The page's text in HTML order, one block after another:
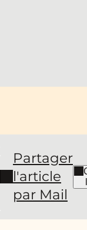
Partager
l'article
par Mail